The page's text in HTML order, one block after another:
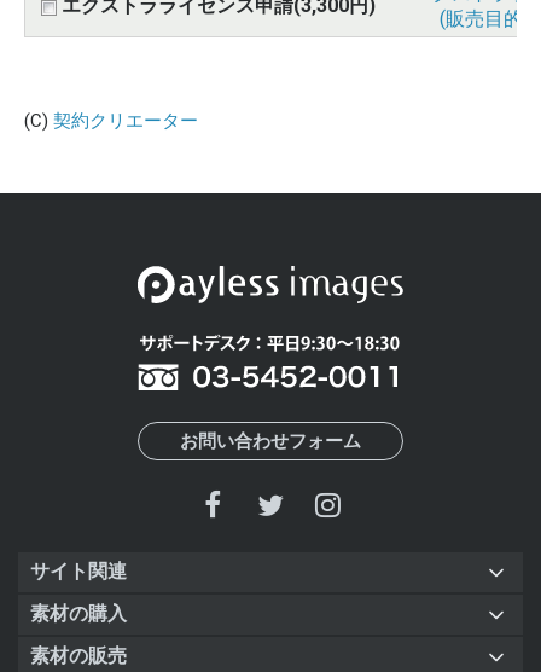
エクストラライセンス申請(3,300円)
(販売目的
(C) 契約クリエーター
お問い合わせフォーム
サイト関連
素材の購入
素材の販売